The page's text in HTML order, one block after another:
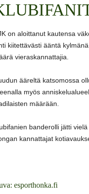
on aloittanut kautensa
kiitettävästi ääntä
vieraskannattajia.
ääreltä katsomossa
myös
määrään.
banderolli jätti
kannattajat
esporthonka.fi